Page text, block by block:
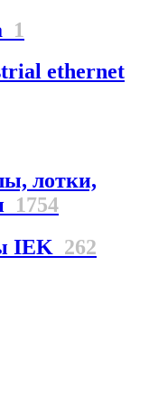
1
ethernet
лотки,
1754
IEK 262